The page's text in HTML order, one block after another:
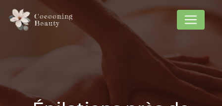
Cocooning
Beauty
Panneau de gestion des cookies